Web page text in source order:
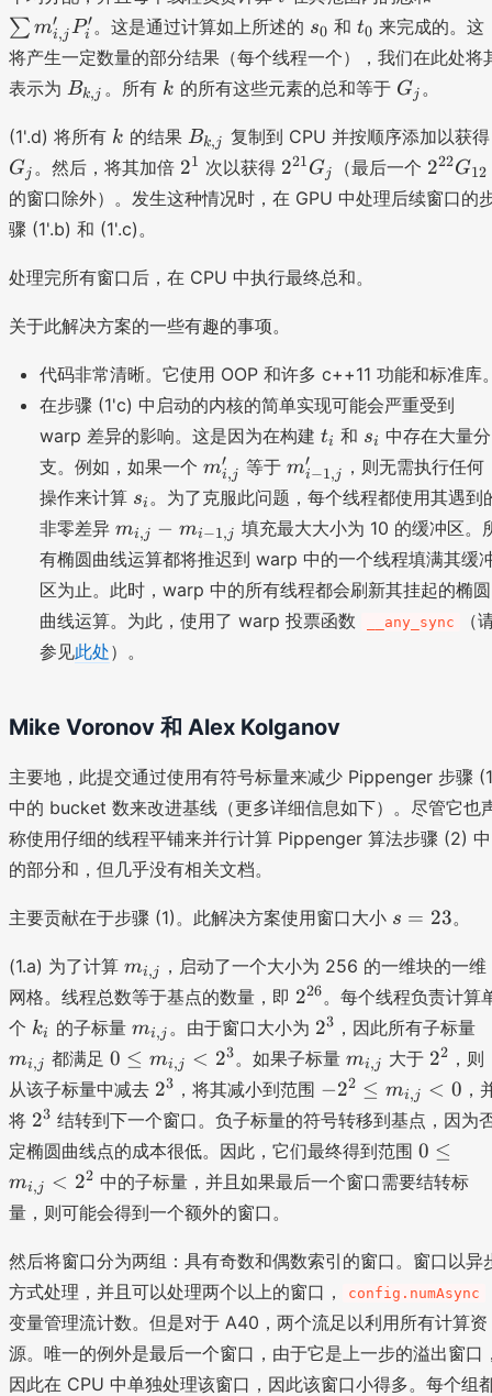
}
^
n
s
u
m
{i
,j
}
∑ mi,j
′ Pi
′。这是通过计算如上所述的 s
s0 和 t
t0 来完成的。这
将产生一定数量的部分结果（每个线程一个），我们在此处将
表示为 B
{
k
,j
}
Bk,j 。所有 k
k 的所有这些元素的总和等于 G
j
Gj 。
(1'.d) 将所有 k
k 的结果 B
_
k
Bk,j 复制到 CPU 并按顺序添加以获得
Gj 。然后，将其加倍 2
^
{
21 次以获得 2
^
1
}
j
221Gj （最后一个 2
^
{
{
1
2
}
222G12
的窗口除外）。发生这种情况时，在 GPU 中处理后续窗口的
骤 (1'.b) 和 (1'.c)。
处理完所有窗口后，在 CPU 中执行最终总和。
关于此解决方案的一些有趣的事项。
代码非常清晰。它使用 OOP 和许多 c++11 功能和标准库
在步骤 (1'c) 中启动的内核的简单实现可能会严重受到
warp 差异的影响。这是因为在构建 t
i
ti 和 s
_
si
中存在大量分
支。例如，如果一个 m
'_
{i
,j
}
mi,j
′ 等于 m
'_
{i
-
1,
j}
mi−1,j
′
，则无需执行任何
操作来计算 s
i
si 。为了克服此问题，每个线程都使用其遇到
非零差异 m
_
{i
,j
-
{i
1,
j}
mi,j − mi−1,j 填充最大大小为 10 的缓冲区。
有椭圆曲线运算都将推迟到 warp 中的一个线程填满其缓
区为止。此时，warp 中的所有线程都会刷新其挂起的椭圆
曲线运算。为此，使用了 warp 投票函数
__any_sync
（
参见此处）。
Mike Voronov 和 Alex Kolganov
主要地，此提交通过使用有符号标量来减少 Pippenger 步骤
中的 bucket 数来改进基线（更多详细信息如下）。尽管它也
称使用仔细的线程平铺来并行计算 Pippenger 算法步骤 (2) 中
的部分和，但几乎没有相关文档。
主要贡献在于步骤 (1)。此解决方案使用窗口大小 s
2
3
s = 23。
(1.a) 为了计算 m
_
{i
,j
}
mi,j
，启动了一个大小为 256 的一维块的一维
网格。线程总数等于基点的数量，即 2
^
{
2
6
}
226。每个线程负责计算
个 k
i
ki 的子标量 m
_
{i
,j
}
mi,j 。由于窗口大小为 2
^
3
23 ，因此所有子标量m
_
{i
,j
}
mi,j 都满足 0
\l
e
m
_
{i
,j
<
2
3
0 ≤ mi,j < 23 。如果子标量 m
_
,j
}
mi,j 大于 2
^
22 ，则
从该子标量中减去 2
^
3
23 ，将其减小到范围 -2
^
2
\l
e
{i
,j
}
<
0
−22 ≤ mi,j < 0 ，
将 2
^
3
23 结转到下一个窗口。负子标量的符号转移到基点，因为
定椭圆曲线点的成本很低。因此，它们最终得到范围 0
\l
e
_
{i
,j
}
<
2
0 ≤
mi,j < 22 中的子标量，并且如果最后一个窗口需要结转标
量，则可能会得到一个额外的窗口。
然后将窗口分为两组：具有奇数和偶数索引的窗口。窗口以异
方式处理，并且可以处理两个以上的窗口，
config.numAsync
变量管理流计数。但是对于 A40，两个流足以利用所有计算资
源。唯一的例外是最后一个窗口，由于它是上一步的溢出窗口
因此在 CPU 中单独处理该窗口，因此该窗口小得多。每个组